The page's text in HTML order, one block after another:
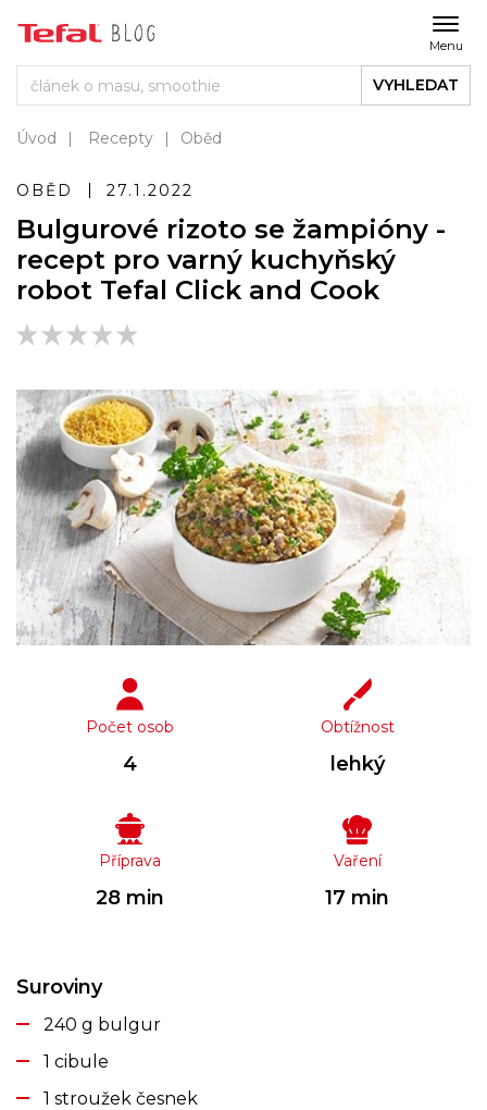
Menu
VYHLEDAT
Úvod Recepty Oběd
OBĚD 27.1.2022
Bulgurové rizoto se žampióny -
recept pro varný kuchyňský
robot Tefal Click and Cook
Počet osob
4
Obtížnost
lehký
Příprava
28 min
Vaření
17 min
Suroviny
240 g bulgur
1 cibule
1 stroužek česnek